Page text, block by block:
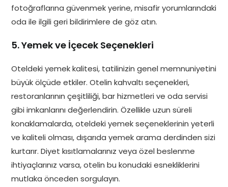
fotoğraflarına güvenmek yerine, misafir yorumlarındaki
oda ile ilgili geri bildirimlere de göz atın.
5. Yemek ve İçecek Seçenekleri
Oteldeki yemek kalitesi, tatilinizin genel memnuniyetini
büyük ölçüde etkiler. Otelin kahvaltı seçenekleri,
restoranlarının çeşitliliği, bar hizmetleri ve oda servisi
gibi imkanlarını değerlendirin. Özellikle uzun süreli
konaklamalarda, oteldeki yemek seçeneklerinin yeterli
ve kaliteli olması, dışarıda yemek arama derdinden sizi
kurtarır. Diyet kısıtlamalarınız veya özel beslenme
ihtiyaçlarınız varsa, otelin bu konudaki esnekliklerini
mutlaka önceden sorgulayın.